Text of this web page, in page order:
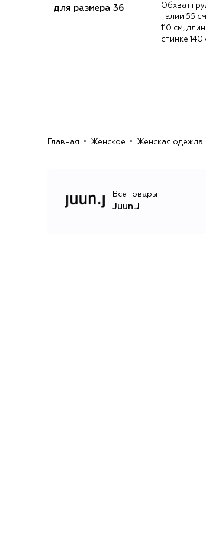
для размера 36
Обхват
талии 55
110 см,
спинке 140
Главная Женское Женская одежда
Все товары
Juun.J